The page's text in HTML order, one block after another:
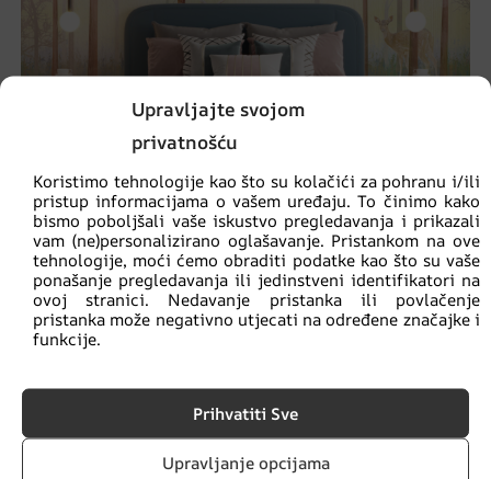
Upravljajte svojom
privatnošću
Koristimo tehnologije kao što su kolačići za pohranu i/ili
pristup informacijama o vašem uređaju. To činimo kako
bismo poboljšali vaše iskustvo pregledavanja i prikazali
vam (ne)personalizirano oglašavanje. Pristankom na ove
tehnologije, moći ćemo obraditi podatke kao što su vaše
ponašanje pregledavanja ili jedinstveni identifikatori na
ovoj stranici. Nedavanje pristanka ili povlačenje
pristanka može negativno utjecati na određene značajke i
funkcije.
Prihvatiti Sve
Upravljanje opcijama
Zidni mural Jelen u ružičastom cvijeću
€19.87 € 14.90